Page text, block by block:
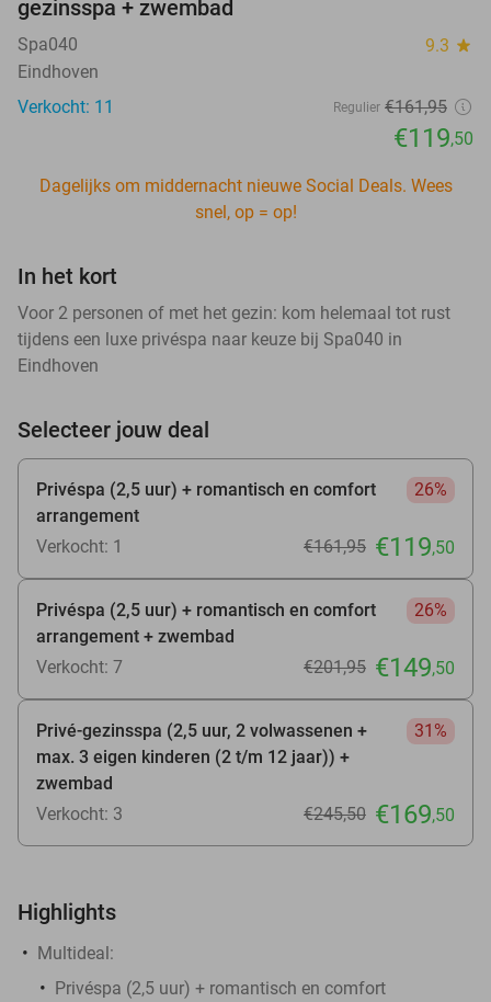
gezinsspa + zwembad
Spa040 9.3 star
Eindhoven
Verkocht: 11
Regulier €161,95
€119,50
Dagelijks om middernacht nieuwe Social Deals. Wees
snel, op = op!
In het kort
Voor 2 personen of met het gezin: kom helemaal tot rust
tijdens een luxe privéspa naar keuze bij Spa040 in
Eindhoven
Selecteer jouw deal
Privéspa (2,5 uur) + romantisch en comfort
arrangement
26%
Verkocht: 1 €161,95 €119,50
Privéspa (2,5 uur) + romantisch en comfort
arrangement + zwembad
26%
Verkocht: 7 €201,95 €149,50
Privé-gezinsspa (2,5 uur, 2 volwassenen +
max. 3 eigen kinderen (2 t/m 12 jaar)) +
zwembad
31%
Verkocht: 3 €245,50 €169,50
Highlights
Multideal:
Privéspa (2,5 uur) + romantisch en comfort